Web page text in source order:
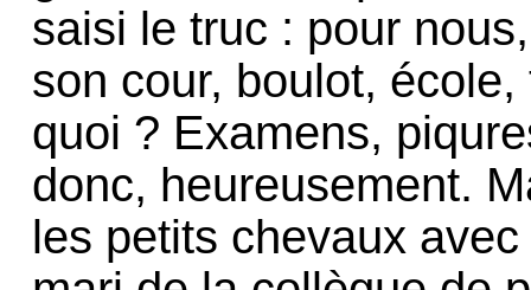
saisi le truc : pour
son cour, boulot,
quoi ? Examens,
donc, heureusement.
les petits chevaux